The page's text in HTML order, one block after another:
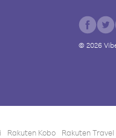
© 2026
Rakuten Kobo Rakuten Travel